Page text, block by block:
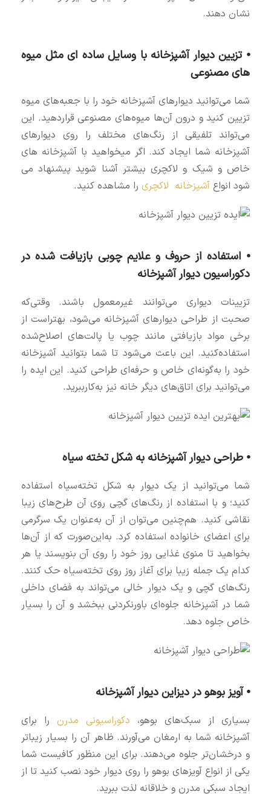
نشان دهند.
⦁ تزیین دیوار آشپزخانه با وسایل ساده ای مثل میوه
های مصنوعی
شما می‌توانید دیوارهای آشپزخانه خود را با جعبه‌های میوه
تزیین کنید و درون آن‌ها میوه‌های مصنوعی قراردهید. این
می‌تواند تلفیقی از رنگ‌های مختلف را روی دیوارهای
آشپزخانه شما ایجاد کند. اگر میخواهید با آشپزخانه های
خاص و شیک و لاکچری بیشتر آشنا شوید پیشنهاد می
شود انواع آشپزخانه لاکچری را مشاهده کنید.
⦁ استفاده از حروف و علایم چوبی بازیافت شده در
دکوراسیون دیوار آشپزخانه
تزیینات دیواری می‌توانند غیرمعمول باشند. وقتی‌که
صحبت از طراحی دیوارهای آشپزخانه می‌شود، بهتراست از
برخی مواد بازیافتی مانند چوب یا پالت‌های اصلاح‌شده
استفاده‌کنید. این باعث می‌شود تا شما بتوانید آشپزخانه
خود را به‌گونه‌ای خاص و حرفه‌ای طراحی کنید. این ایده را
می‌توانید برای اتاق‌های دیگر خانه نیز به‌کارببرید.
⦁ طراحی دیوار آشپزخانه به شکل تخته سیاه
شما می‌توانید از یک دیوار به شکل تخته‌سیاه استفاده
کنید؛ و با استفاده از رنگ‌های گچی روی آن طرح‌های زیبا
نقاشی کنید. هم‌چنین می‌توان از آن به‌عنوان یک سرگرمی
برای اعضای خانواده استفاده کرد. به‌این‌صورت که از آن‌ها
بخواهید تا منوی غذایی روز خود را روی آن بنویسند یا هر
کدام یک جمله زیبا برای آغاز روز روی تخته‌سیاه حک کنند.
رنگ‌های گچی و یک دیوار خالی می‌تواند به فضای داخلی
شما در آشپزخانه جلوه‌ای باورنکردنی ببخشد و آن را بسیار
خاص جلوه دهد.
⦁ آویز بوهو در دیزاین دیوار آشپزخانه
بسیاری از سبک‌های بوهو، دکوراسیونی مدرن را برای
آشپزخانه شما به ارمغان می‌آورند. ظاهر آن را بسیار زیباتر
و درخشان‌تر جلوه می‌دهند. برای این منظور کافیست شما
یکی از انواع آویزهای بوهو را روی دیوار خود نصب کنید تا از
ایجاد سبکی مدرن و خلاقانه لذت ببرید.